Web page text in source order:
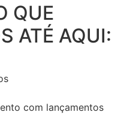
QUE
ATÉ AQUI:
com lançamentos